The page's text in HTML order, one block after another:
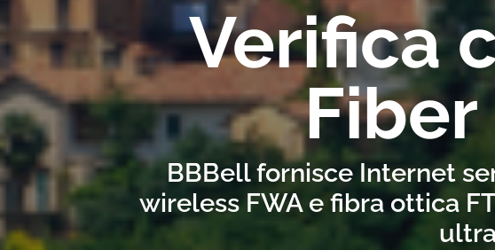
Verifica
Fiber
BBBell fornisce Internet
wireless FWA e fibra ottica